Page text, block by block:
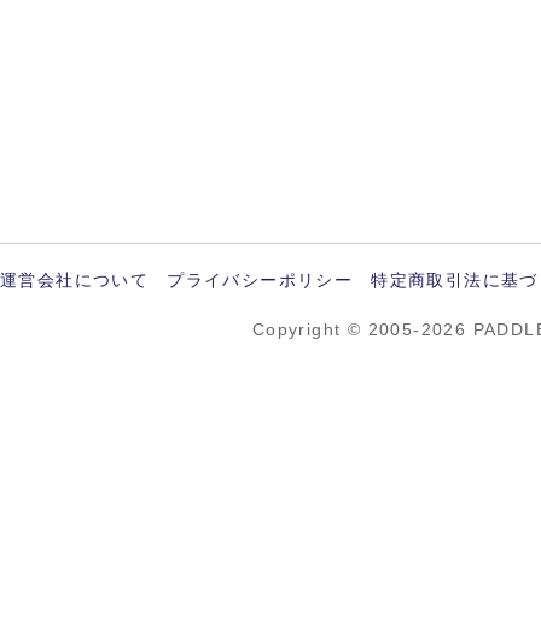
運営会社について プライバシーポリシー 特定商取引法に基
Copyright © 2005-2026